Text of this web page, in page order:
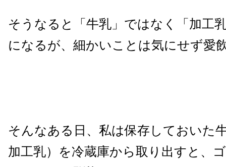
そうなると「牛乳」ではなく「加工
になるが、細かいことは気にせず愛
そんなある日、私は保存しておいた
加工乳）を冷蔵庫から取り出すと、